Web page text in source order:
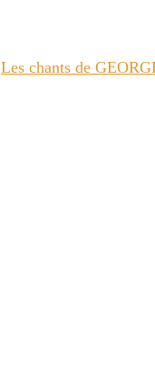
Les chants de